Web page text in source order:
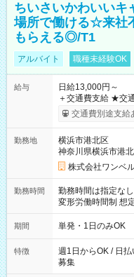
ちいさいかわいいキ
場所で働ける☆来社
もらえる◎/T1
アルバイト 職種未経験OK
給与
日給13,000円～
＋交通費支給 ★交通費全額支給！ ┗案件により規定あり ★日払
いOK！（規定あ
ンビニATMから 日払い
交通費別途支給
勤務地
横浜市港北区
神奈川県横浜市港
株式会社ワンベ
勤務時間
勤務時間は指定なし
変形労働時間制 想定労働時間
～21：00
期間 単発・1日のみOK
特徴
週1日からOK / 日
募集